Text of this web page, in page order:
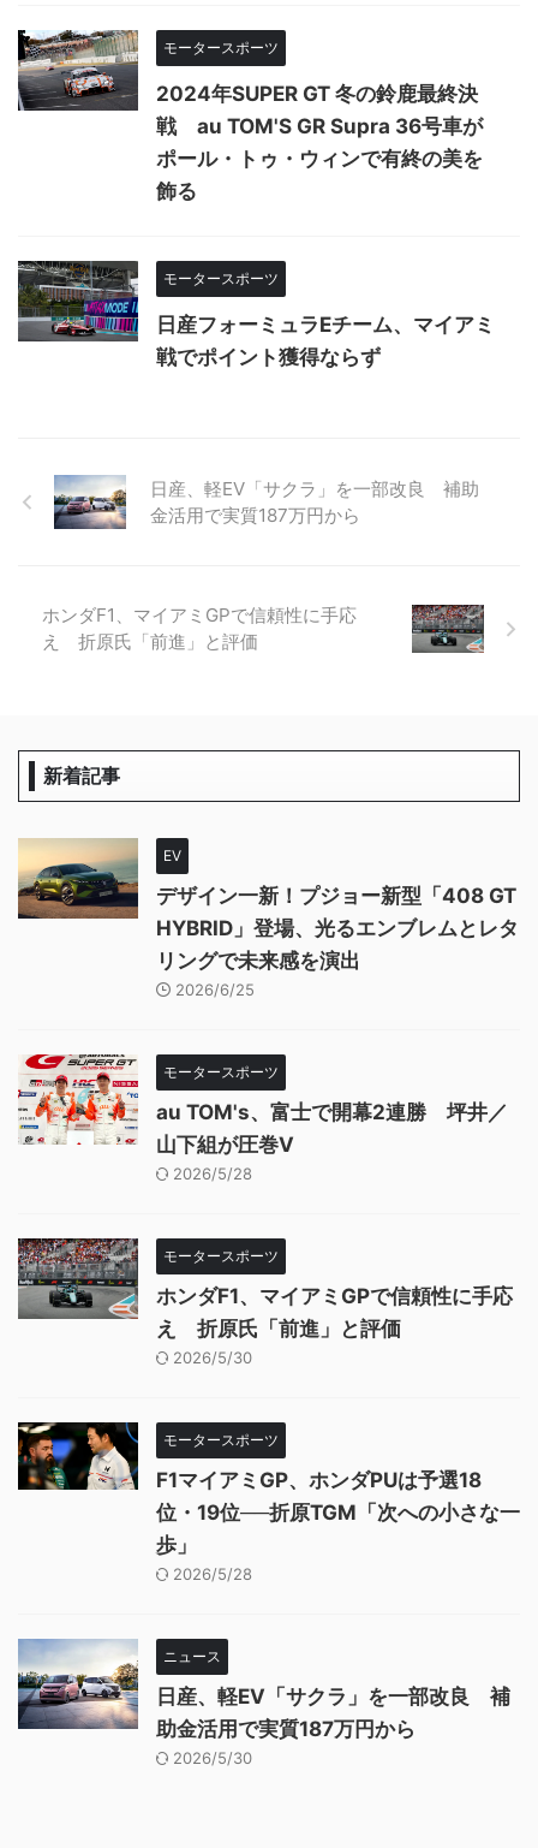
モータースポーツ
2024年SUPER GT 冬の鈴鹿最終決
戦 au TOM'S GR Supra 36号車が
ポール・トゥ・ウィンで有終の美を
飾る
モータースポーツ
日産フォーミュラEチーム、マイアミ
戦でポイント獲得ならず
日産、軽EV「サクラ」を一部改良 補助
金活用で実質187万円から
ホンダF1、マイアミGPで信頼性に手応
え 折原氏「前進」と評価
新着記事
EV
デザイン一新！プジョー新型「408 GT
HYBRID」登場、光るエンブレムとレタ
リングで未来感を演出
2026/6/25
モータースポーツ
au TOM's、富士で開幕2連勝 坪井／
山下組が圧巻V
2026/5/28
モータースポーツ
ホンダF1、マイアミGPで信頼性に手応
え 折原氏「前進」と評価
2026/5/30
モータースポーツ
F1マイアミGP、ホンダPUは予選18
位・19位──折原TGM「次への小さな一
歩」
2026/5/28
ニュース
日産、軽EV「サクラ」を一部改良 補
助金活用で実質187万円から
2026/5/30